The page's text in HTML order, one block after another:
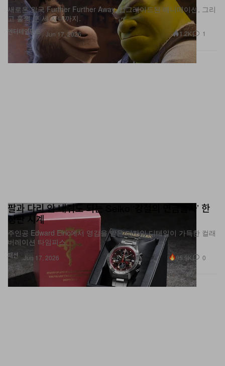
엔터테인먼트
새로운 왕국 Further Further Away, 업그레이드된 애니메이션, 그리
고 훌쩍 큰 세 자녀까지.
Jun 17, 2026 1.2K 1
패션
팔과 다리 안 내줘도 되는 Seiko ‘강철의 연금술사’ 한
정판 시계
주인공 Edward Elric에서 영감을 받은 디자인 디테일이 가득한 컬래
버레이션 타임피스.
Jun 17, 2026 95.9K 0